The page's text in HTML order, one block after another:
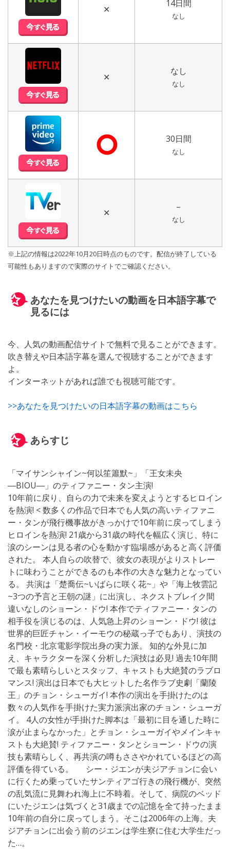
✕
14日間
なし
✕
なし
なし
⭘ 30日間
なし
✕
–
なし
※上記の情報は2022年10月20日時点のものです。配信が終了している
可能性もありますので実際のサイトでご確認ください。
あなたを見つけたいの動画を日本語字幕で
見るには
今、人気の動画配信サイトで無料で見ることができます。
吹き替えや日本語字幕を選んで視聴することができます
よ。
インターネットがあれば誰でも視聴可能です。
>>あなたを見つけたいの日本語字幕の動画はこちら
あらすじ
「マイサンシャイン~何以笙簫默~」「王女未央
―BIOU―」のティファニー・タン主演!
10年前に戻り、自らの力で未来を変えようとするヒロイン
を熱演! < 数多くの作品で日本でも人気の高いティファニ
ー・タンが飛行機事故がきっかけで10年前に戻ってしまう
ヒロインを熱演! 21歳から31歳の時代を幅広く演じ、特に
涙のシーンは見る者の心を動かす臨場感があると高く評価
された。 本人自らの吹替で、彼女の表現がよりストレー
トに味わうことができるのも本作の大きな魅力となってい
る。 共演は「楚喬伝~いばらに咲く花~」や「海上牧雲記
~3つの予言と王朝の謎」に出演し、ネクストブレイク間
違いなしのショーン・ドウ! 本作でティファニー・タンの
相手役を演じるのは、人気急上昇のショーン・ドウ! 彼は
世界的巨匠チャン・イーモウの秘蔵っ子でもあり、演技の
名門校・北京電影学院出身の実力派。 知的な外見に加
え、キャラクターを深く分析した演技は必見! 過去10年間
で最も素晴らしいとスタッフ、キャストも大絶賛のラブロ
マンス! 演出は日本でも大ヒットした名作ラブ史劇「蘭陵
王」のチョン・シューガイ! 本作の演出を手掛けたのは
数々の人気作を手掛けた実力派演出家のチョン・シューガ
イ。 4人の女性が手掛けた脚本は「最初に目を通した時に
涙が止まらなかった」とチョン・シューガイやメインキャ
ストも大絶賛! ティファニー・タンとショーン・ドウの演
技も素晴らしく、再共演の噂もささやかれているほどの高
評価を得ている。 シー・ジエンが夫ジアチョンに会い
に行くため乗っていたサンティアゴ行きの飛行機が、突然
の乱気流に見舞われ海上に不時着。そして、病院のベッド
にいたジエンは気づくと31歳までの記憶を全て持ったまま
10年前の自分に戻ってしまう。そこは2006年の上海。夫
ジアチョンに出会う前のジエンは学生寮に住む大学生だっ
た…。